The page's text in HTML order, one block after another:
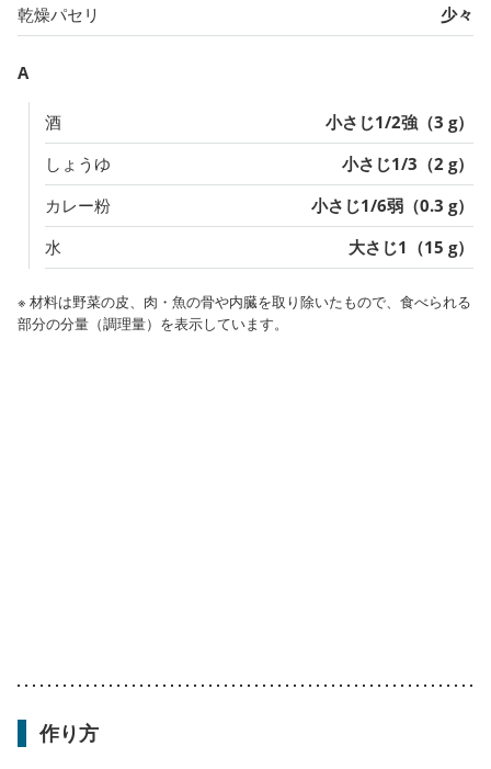
乾燥パセリ 少々
A
酒
小さじ1/2強（3 g）
しょうゆ
小さじ1/3（2 g）
カレー粉
小さじ1/6弱（0.3 g）
水
大さじ1（15 g）
※ 材料は野菜の皮、肉・魚の骨や内臓を取り除いたもので、食べられる
部分の分量（調理量）を表示しています。
作り方